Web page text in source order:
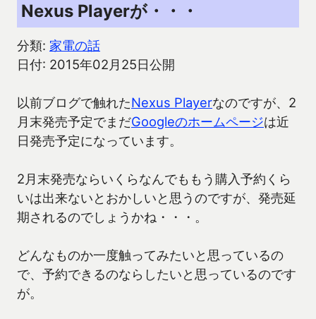
Nexus Playerが・・・
分類: 家電の話
日付: 2015年02月25日公開
以前ブログで触れたNexus Playerなのですが、2
月末発売予定でまだGoogleのホームページは近
日発売予定になっています。
2月末発売ならいくらなんでももう購入予約くら
いは出来ないとおかしいと思うのですが、発売延
期されるのでしょうかね・・・。
どんなものか一度触ってみたいと思っているの
で、予約できるのならしたいと思っているのです
が。